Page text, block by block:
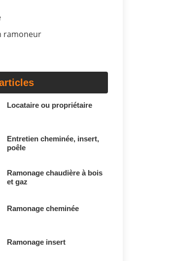
ramoneur
Locataire ou propriétaire
Entretien cheminée, insert,
poêle
Ramonage chaudière à bois
et gaz
Ramonage cheminée
Ramonage insert